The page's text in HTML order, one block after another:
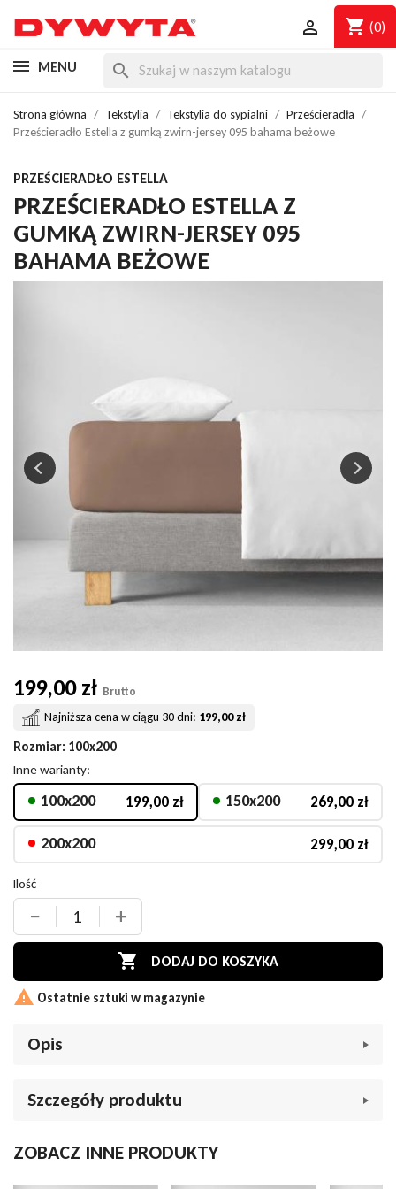
shopping_cart (0)

MENU search
Strona główna Tekstylia Tekstylia do sypialni
Prześcieradła
Prześcieradło Estella z gumką zwirn-jersey 095 bahama beżowe
PRZEŚCIERADŁO ESTELLA
PRZEŚCIERADŁO ESTELLA Z
GUMKĄ ZWIRN-JERSEY 095
BAHAMA BEŻOWE
199,00 zł Brutto
Najniższa cena w ciągu 30 dni: 199,00 zł
Rozmiar: 100x200
Inne warianty:
100x200 199,00 zł 150x200 269,00 zł
200x200 299,00 zł
Ilość
− +
 DODAJ DO KOSZYKA
 Ostatnie sztuki w magazynie
Opis
Prześcieradło Estella z gumką
beżowe
Szczegóły produktu
MarkaPrześcieradło Estella
ZOBACZ INNE PRODUKTY